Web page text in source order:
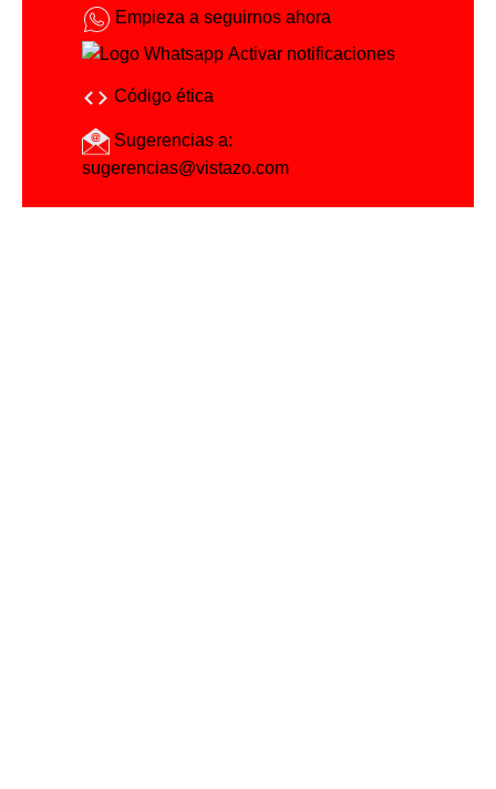
Empieza a seguirnos ahora
Activar notificaciones
Código ética
Sugerencias a:
sugerencias@vistazo.com